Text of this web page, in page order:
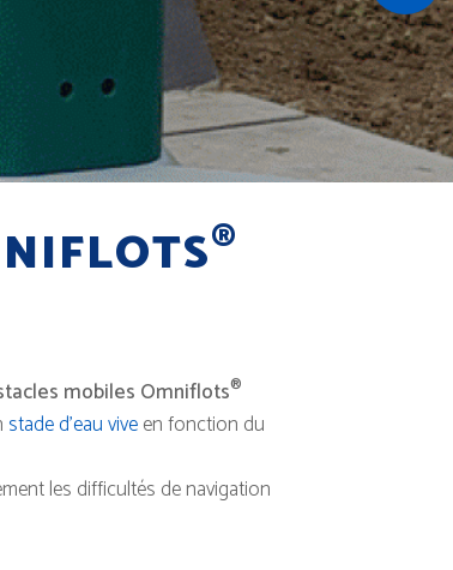
®
mobiles Omniflots®
stade d’eau viveen fonction du
les difficultés de navigation